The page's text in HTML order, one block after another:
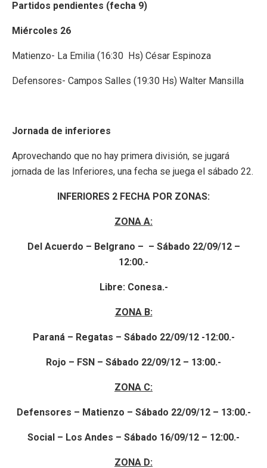
Partidos pendientes (fecha 9)
Miércoles 26
Matienzo- La Emilia (16:30 Hs) César Espinoza
Defensores- Campos Salles (19:30 Hs) Walter Mansilla
Jornada de inferiores
Aprovechando que no hay primera división, se jugará
jornada de las Inferiores, una fecha se juega el sábado 22.
INFERIORES 2 FECHA POR ZONAS:
ZONA A:
Del Acuerdo – Belgrano – – Sábado 22/09/12 –
12:00.-
Libre: Conesa.-
ZONA B:
Paraná – Regatas – Sábado 22/09/12 -12:00.-
Rojo – FSN – Sábado 22/09/12 – 13:00.-
ZONA C:
Defensores – Matienzo – Sábado 22/09/12 – 13:00.-
Social – Los Andes – Sábado 16/09/12 – 12:00.-
ZONA D: